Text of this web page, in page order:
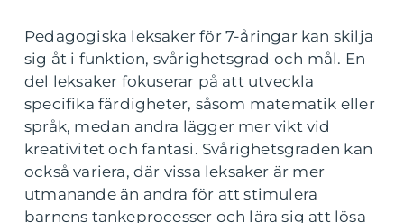
Pedagogiska leksaker för 7-åringar kan skilja
sig åt i funktion, svårighetsgrad och mål. En
del leksaker fokuserar på att utveckla
specifika färdigheter, såsom matematik eller
språk, medan andra lägger mer vikt vid
kreativitet och fantasi. Svårighetsgraden kan
också variera, där vissa leksaker är mer
utmanande än andra för att stimulera
barnens tankeprocesser och lära sig att lösa